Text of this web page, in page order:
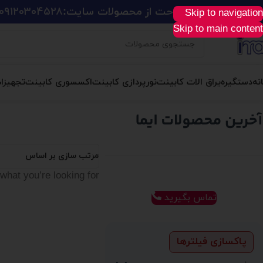
Skip to navigation
Skip to main content
آسان، سریع و راحت از محصولات سایت:۰۹۱۲۰۳۰۴۵۲۸
دستگیرهیراق الات کابینتنورپردازی کابینتاکسسوری کابینت
تماس بگیرید
پاکسازی فیلترها
مرتب سازی بر اساس
you’re looking for.